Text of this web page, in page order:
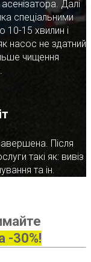
Далі
спеціальними
10-15 хвилин і
насос не здатний
чищення
Після
такі як: вивіз
та ін.
-30%!